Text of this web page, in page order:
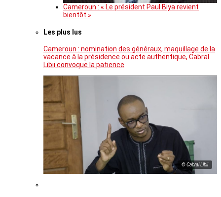
Cameroun : « Le président Paul Biya revient
bientôt »
Les plus lus
Cameroun : nomination des généraux, maquillage de la
vacance à la présidence ou acte authentique, Cabral
Libii convoque la patience
© Cabral Libii